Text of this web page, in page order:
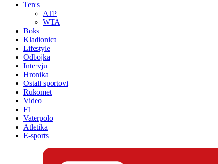
Tenis
ATP
WTA
Boks
Kladionica
Lifestyle
Odbojka
Intervju
Hronika
Ostali sportovi
Rukomet
Video
F1
Vaterpolo
Atletika
E-sports